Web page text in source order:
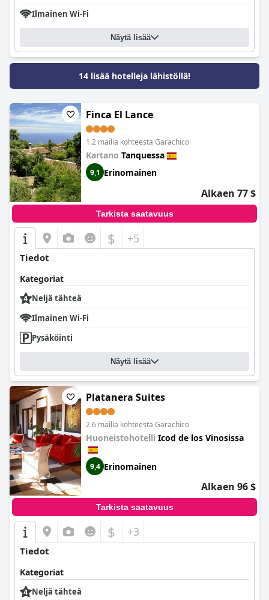
Ilmainen Wi-Fi
Näytä lisää
14 lisää hotelleja lähistöllä!
Finca El Lance
1.2 mailia kohteesta Garachico
Kartano Tanquessa
9,1 Erinomainen
Alkaen 77 $
Tarkista saatavuus
$ +5
Tiedot
Kategoriat
Neljä tähteä
Ilmainen Wi-Fi
Pysäköinti
Näytä lisää
Platanera Suites
2.6 mailia kohteesta Garachico
Huoneistohotelli Icod de los Vinosissa
9,4 Erinomainen
Alkaen 96 $
Tarkista saatavuus
$ +3
Tiedot
Kategoriat
Neljä tähteä